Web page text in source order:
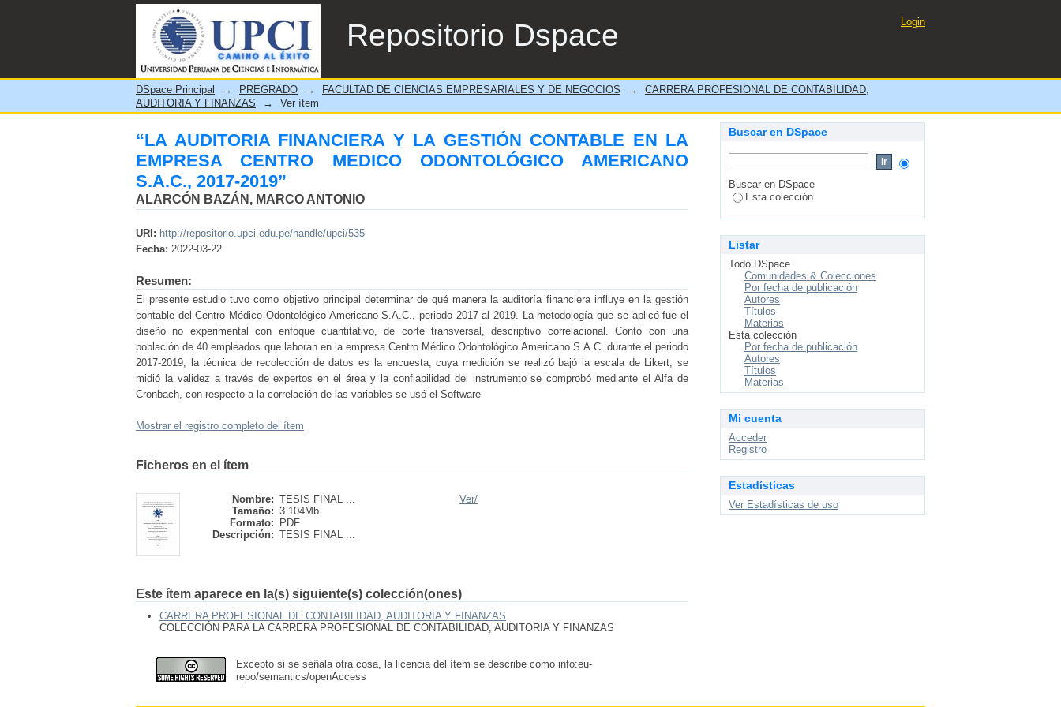
Repositorio Dspace
“LA AUDITORIA FINANCIERA Y LA GESTIÓN CONTABLE EN LA EMPRESA CENTRO MEDICO
ODONTOLÓGICO AMERICANO S.A.C., 2017-2019”
Login
DSpace Principal → PREGRADO → FACULTAD DE CIENCIAS EMPRESARIALES Y DE NEGOCIOS →
CARRERA PROFESIONAL DE CONTABILIDAD,
AUDITORIA Y FINANZAS
→ Ver ítem
“LA AUDITORIA FINANCIERA Y LA GESTIÓN CONTABLE EN LA
EMPRESA CENTRO MEDICO ODONTOLÓGICO AMERICANO
S.A.C., 2017-2019”
ALARCÓN BAZÁN, MARCO ANTONIO
URI: http://repositorio.upci.edu.pe/handle/upci/535
Fecha: 2022-03-22
Resumen:
El presente estudio tuvo como objetivo principal determinar de qué manera la auditoría financiera influye en la gestión
contable del Centro Médico Odontológico Americano S.A.C., periodo 2017 al 2019. La metodología que se aplicó fue el
diseño no experimental con enfoque cuantitativo, de corte transversal, descriptivo correlacional. Contó con una
población de 40 empleados que laboran en la empresa Centro Médico Odontológico Americano S.A.C. durante el periodo
2017-2019, la técnica de recolección de datos es la encuesta; cuya medición se realizó bajó la escala de Likert, se
midió la validez a través de expertos en el área y la confiabilidad del instrumento se comprobó mediante el Alfa de
Cronbach, con respecto a la correlación de las variables se usó el Software
Mostrar el registro completo del ítem
Ficheros en el ítem
Nombre: TESIS FINAL ...
Tamaño: 3.104Mb
Formato:
PDF
Descripción: TESIS FINAL ...
Ver/
Este ítem aparece en la(s) siguiente(s) colección(ones)
CARRERA PROFESIONAL DE CONTABILIDAD, AUDITORIA Y FINANZAS
COLECCIÓN PARA LA CARRERA PROFESIONAL DE CONTABILIDAD, AUDITORIA Y FINANZAS
Excepto si se señala otra cosa, la licencia del ítem se describe como info:eu-
repo/semantics/openAccess
Buscar en DSpace
Buscar en DSpace
Esta colección
Listar
Todo DSpace
Comunidades & Colecciones
Por fecha de publicación
Autores
Títulos
Materias
Esta colección
Por fecha de publicación
Autores
Títulos
Materias
Mi cuenta
Acceder
Registro
Estadísticas
Ver Estadísticas de uso